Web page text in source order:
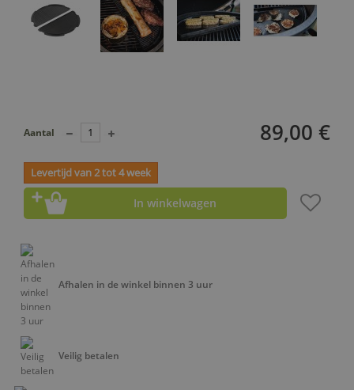
89,00 €
Aantal
Levertijd van 2 tot 4 week
In winkelwagen
Afhalen in de winkel binnen 3 uur
Veilig betalen